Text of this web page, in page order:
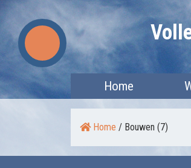
Skip
to
content
Home
Home / Bouwen (7)